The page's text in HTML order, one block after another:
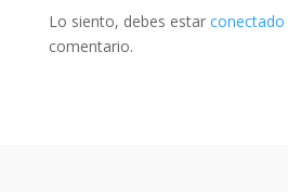
Lo siento, debes estar conectado
comentario.